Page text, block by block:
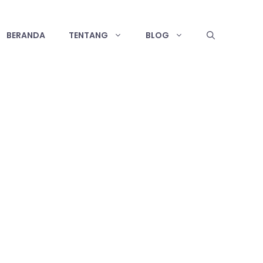
BERANDA TENTANG BLOG